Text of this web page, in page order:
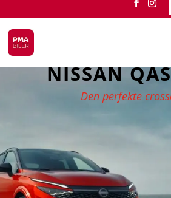
NISSAN
Den perfekte